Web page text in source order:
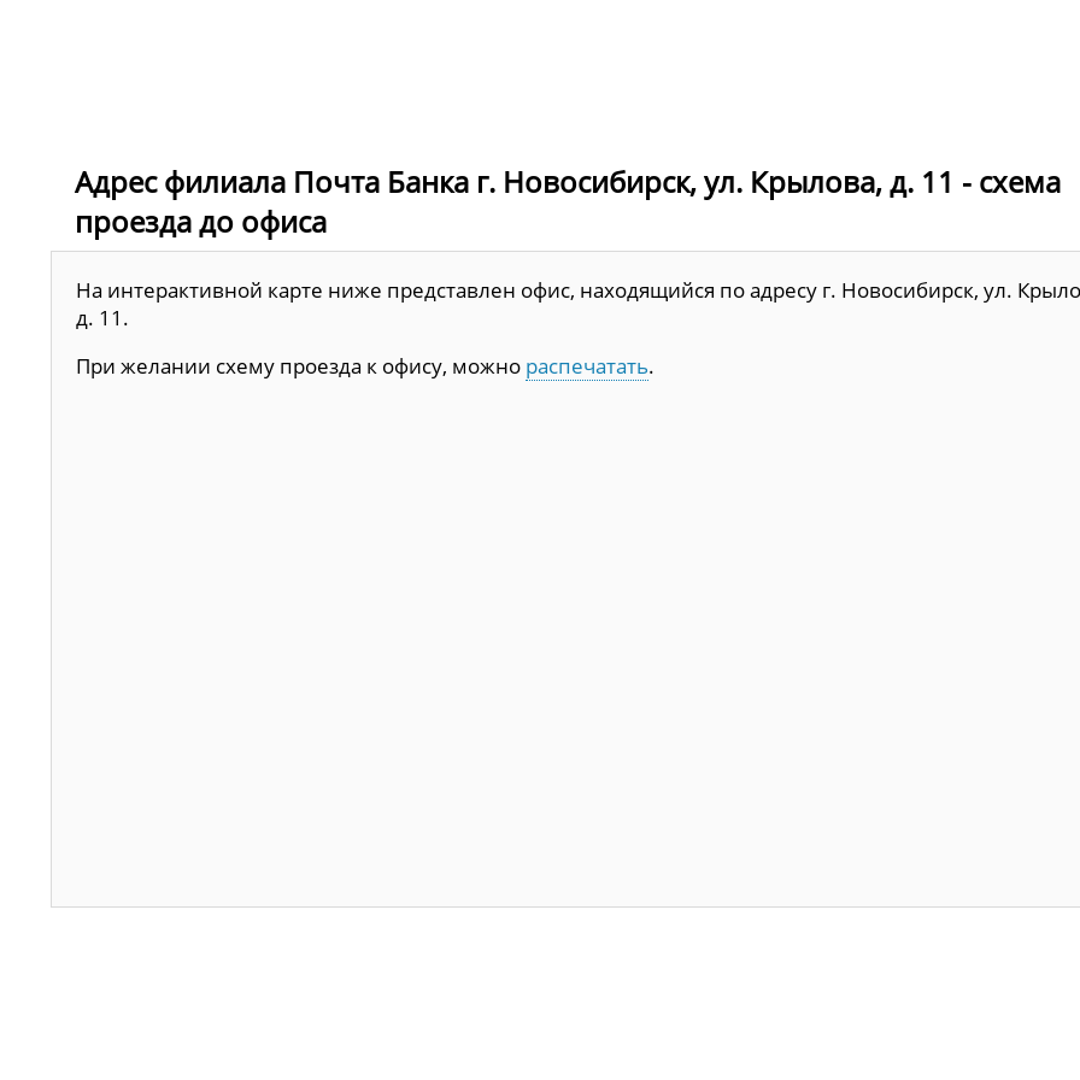
Адрес филиала Почта Банка г. Новосибирск, ул. Крылова, д. 11 - схема
проезда до офиса
На интерактивной карте ниже представлен офис, находящийся по адресу г. Новосибирск, ул.
д. 11.
При желании схему проезда к офису, можно распечатать.